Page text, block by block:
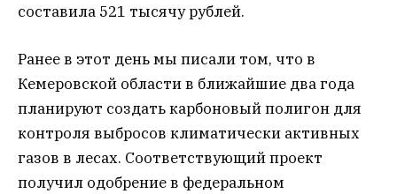
составила 521 тысячу рублей.
Ранее в этот день мы писали том, что в
Кемеровской области в ближайшие два года
планируют создать карбоновый полигон для
контроля выбросов климатически активных
газов в лесах. Соответствующий проект
получил одобрение в федеральном